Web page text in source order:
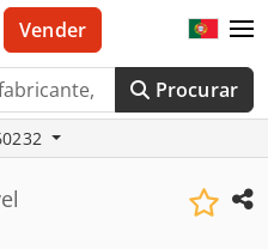
Procurar
Vender